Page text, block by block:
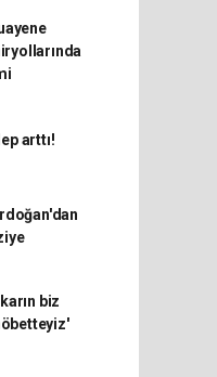
arttı!
biz